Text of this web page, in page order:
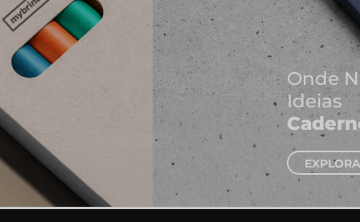
Onde Nascem As Melhores
Cadernos e Blocos de Notas
EXPLORAR CADERNOS